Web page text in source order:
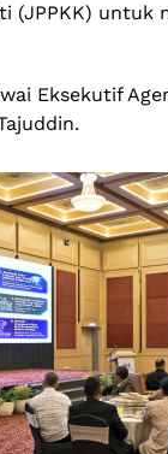
Eksekutif